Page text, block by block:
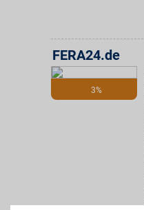
3%
FERA24.de